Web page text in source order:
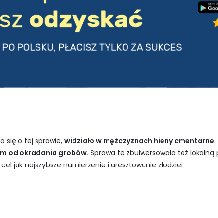
się o tej sprawie, widziało w mężczyznach hieny cmentarne.
od okradania grobów. Sprawa te zbulwersowała też
jak najszybsze namierzenie i aresztowanie złodziei.